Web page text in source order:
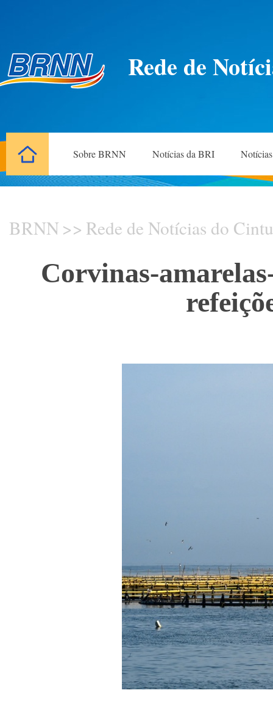
Rede de
Sobre BRNN Notícias da BRI
BRNN >> Rede de Notícias do
Corvinas-